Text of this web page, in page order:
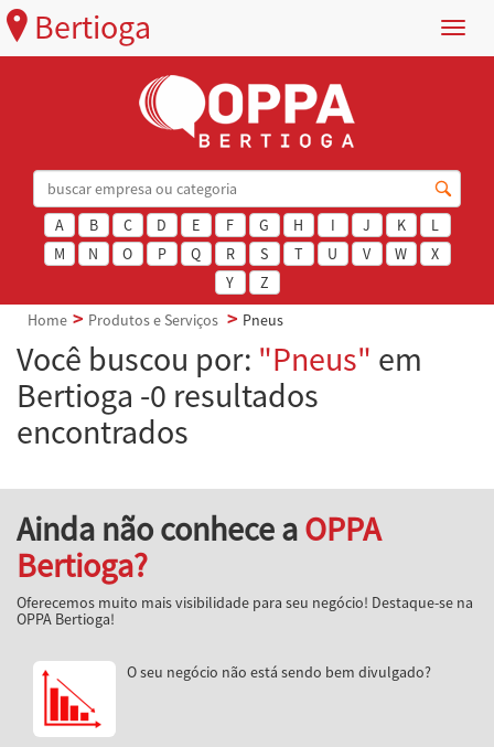
Menu
Bertioga
A B C D E F G H I J K
L
M
N O P Q R S T U V W
X
Y
Z
Home
Produtos e Serviços Pneus
Você buscou por: "Pneus" em
Bertioga -0 resultados
encontrados
Ainda não conhece aOPPA
Bertioga?
Oferecemos muito mais visibilidade para seu negócio! Destaque-se na
OPPA Bertioga!
O seu negócio não está sendo bem divulgado?